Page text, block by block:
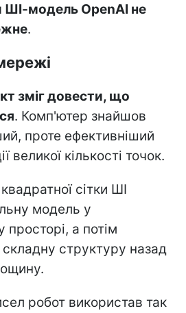
ШІ-модель OpenAI не
.
зміг довести, що
. Комп'ютер знайшов
проте ефективніший
великої кількості точок.
сітки ШІ
модель у
просторі, а потім
структуру назад
робот використав так